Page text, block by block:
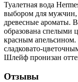
Туалетная вода
выбором для
древесные ароматы.
образована спелыми
красным
сладковато-
Шлейф пронизан
Отзывы